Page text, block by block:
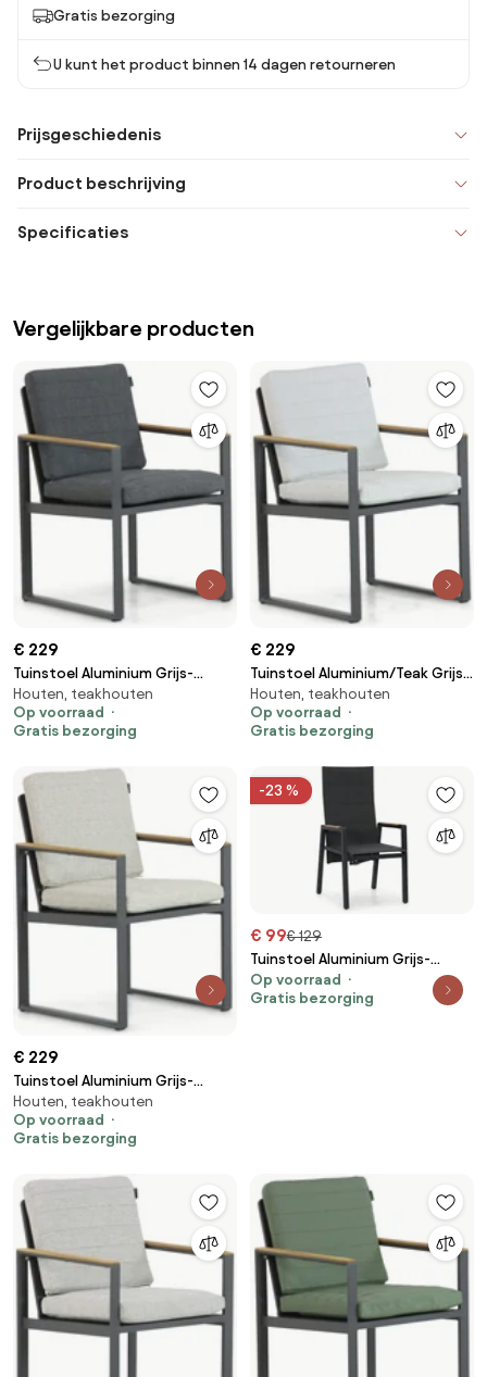
Gratis bezorging
U kunt het product binnen 14 dagen retourneren
Prijsgeschiedenis
Product beschrijving
Specificaties
Vergelijkbare producten
€ 229
Tuinstoel Aluminium Grijs-
antraciet Lifestyle Garden
Furniture Faro
Houten, teakhouten
Op voorraad
Gratis bezorging
€ 229
Tuinstoel Aluminium/Teak Grijs-
antraciet Lifestyle Garden
Furniture Faro
Houten, teakhouten
Op voorraad
Gratis bezorging
€ 229
Tuinstoel Aluminium Grijs-
antraciet Lifestyle Garden
Furniture Faro
Houten, teakhouten
Op voorraad
Gratis bezorging
-23 %
€ 99€ 129
Tuinstoel Aluminium Grijs-
antraciet Lifestyle Garden
Furniture Essence antracite
Op voorraad
Gratis bezorging